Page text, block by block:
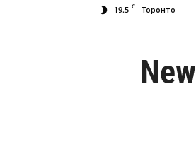
19.5 C Торонто